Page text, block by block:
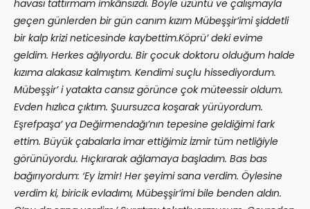
havası tattırmam imkânsızdı. Böyle üzüntü ve çalışmayla
geçen günlerden bir gün canım kızım Mübeşşir’imi şiddetli
bir kalp krizi neticesinde kaybettim.Köprü’ deki evime
geldim. Herkes ağlıyordu. Bir çocuk doktoru olduğum halde
kızıma alakasız kalmıştım. Kendimi suçlu hissediyordum.
Mübeşşir’ i yatakta cansız görünce çok müteessir oldum.
Evden hızlıca çıktım. Şuursuzca koşarak yürüyordum.
Eşrefpaşa’ ya Değirmendağı’nın tepesine geldiğimi fark
ettim. Büyük çabalarla imar ettiğimiz İzmir tüm netliğiyle
görünüyordu. Hıçkırarak ağlamaya başladım. Bas bas
bağırıyordum: ‘Ey İzmir! Her şeyimi sana verdim. Öylesine
verdim ki, biricik evladımı, Mübeşşir’imi bile benden aldın.